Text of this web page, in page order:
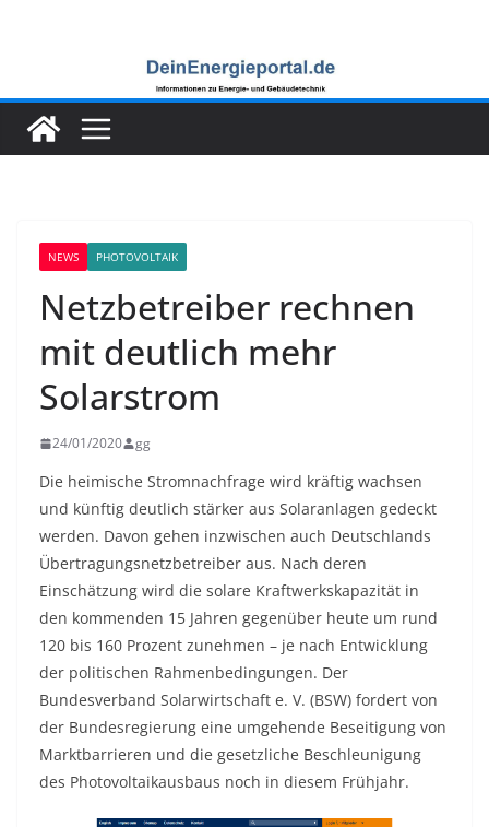
NEWS PHOTOVOLTAIK
Netzbetreiber rechnen
mit deutlich mehr
Solarstrom
24/01/2020 gg
Die heimische Stromnachfrage wird kräftig wachsen
und künftig deutlich stärker aus Solaranlagen gedeckt
werden. Davon gehen inzwischen auch Deutschlands
Übertragungsnetzbetreiber aus. Nach deren
Einschätzung wird die solare Kraftwerkskapazität in
den kommenden 15 Jahren gegenüber heute um rund
120 bis 160 Prozent zunehmen – je nach Entwicklung
der politischen Rahmenbedingungen. Der
Bundesverband Solarwirtschaft e. V. (BSW) fordert von
der Bundesregierung eine umgehende Beseitigung von
Marktbarrieren und die gesetzliche Beschleunigung
des Photovoltaikausbaus noch in diesem Frühjahr.